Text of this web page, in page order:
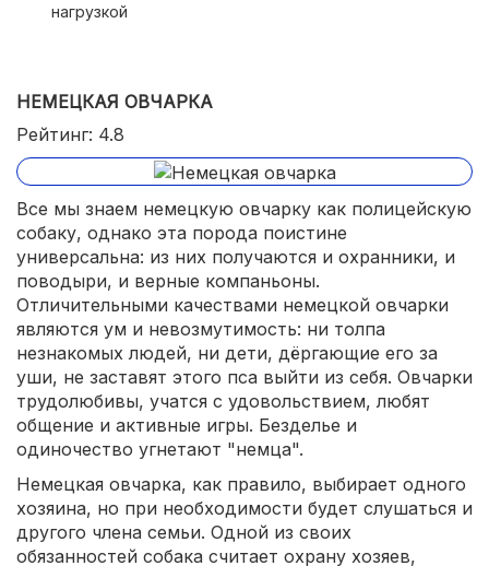
нагрузкой
НЕМЕЦКАЯ ОВЧАРКА
Рейтинг: 4.8
Все мы знаем немецкую овчарку как полицейскую
собаку, однако эта порода поистине
универсальна: из них получаются и охранники, и
поводыри, и верные компаньоны.
Отличительными качествами немецкой овчарки
являются ум и невозмутимость: ни толпа
незнакомых людей, ни дети, дёргающие его за
уши, не заставят этого пса выйти из себя. Овчарки
трудолюбивы, учатся с удовольствием, любят
общение и активные игры. Безделье и
одиночество угнетают "немца".
Немецкая овчарка, как правило, выбирает одного
хозяина, но при необходимости будет слушаться и
другого члена семьи. Одной из своих
обязанностей собака считает охрану хозяев,